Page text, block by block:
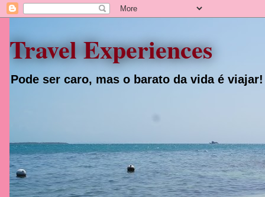
Travel Experiences
Pode ser caro, mas o barato da vida é viajar!